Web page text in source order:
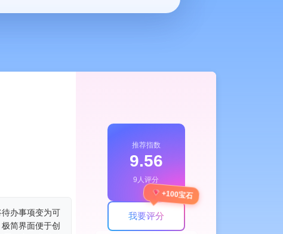
办事项变为可
简界面便于创
推荐指数
9.56
9人评分
我要评分
+100宝石